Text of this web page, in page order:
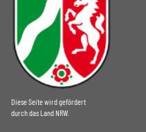
Diese Seite wird gefördert
durch das Land NRW.